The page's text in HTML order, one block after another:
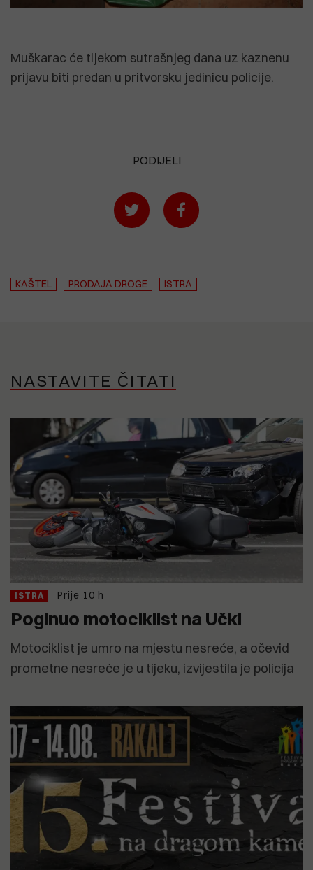
Muškarac će tijekom sutrašnjeg dana uz kaznenu
prijavu biti predan u pritvorsku jedinicu policije.
PODIJELI
KAŠTEL PRODAJA DROGE ISTRA
NASTAVITE ČITATI
ISTRA Prije 10 h
Poginuo motociklist na Učki
Motociklist je umro na mjestu nesreće, a očevid
prometne nesreće je u tijeku, izvijestila je policija